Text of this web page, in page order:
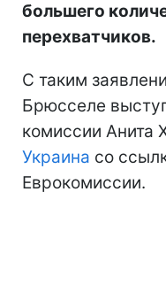
большего
перехватчиков.
С таким
Брюсселе
комиссии Анита
Украина со
Еврокомиссии.